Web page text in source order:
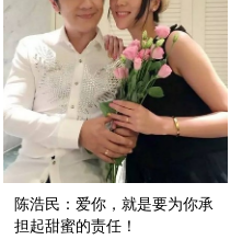
陈浩民：爱你，就是要为你承
担起甜蜜的责任！